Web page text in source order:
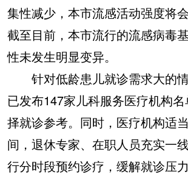
集性减少，本市流感活动强度将
截至目前，本市流行的流感病毒
性未发生明显变异。
针对低龄患儿就诊需求大的
已发布147家儿科服务医疗机构
择就诊参考。同时，医疗机构适
间，退休专家、在职人员充实一
行分时段预约诊疗，缓解就诊压